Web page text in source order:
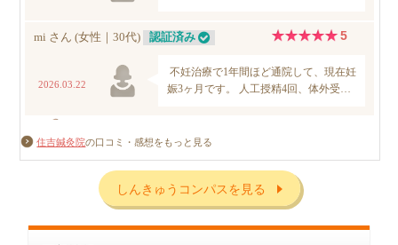
住吉鍼灸院の口コミ・感想をもっと見る
しんきゅうコンパスを見る